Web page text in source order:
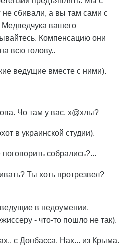
сбивали, а вы там сами с
Медведчука вашего
Компенсацию они
всю голову..
ведущие вместе с ними).
Чо там у вас, х@хлы?
в украинской студии).
собрались?...
Ты хоть протрезвел?
в недоумении,
- что-то пошло не так).
с Донбасса. Нах... из Крыма.